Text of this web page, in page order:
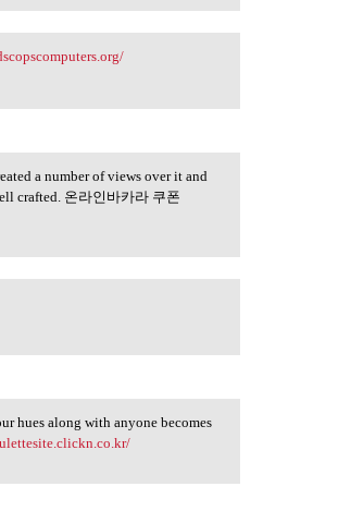
a number of views over it and
crafted. 온라인바카라 쿠폰
hues along with anyone becomes